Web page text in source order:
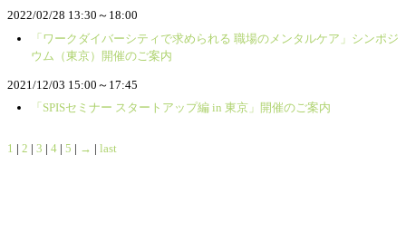
2022/02/28 13:30～18:00
「ワークダイバーシティで求められる 職場のメンタルケア」シンポジ
ウム（東京）開催のご案内
2021/12/03 15:00～17:45
「SPISセミナー スタートアップ編 in 東京」開催のご案内
1 | 2 | 3 | 4 | 5 | → | last